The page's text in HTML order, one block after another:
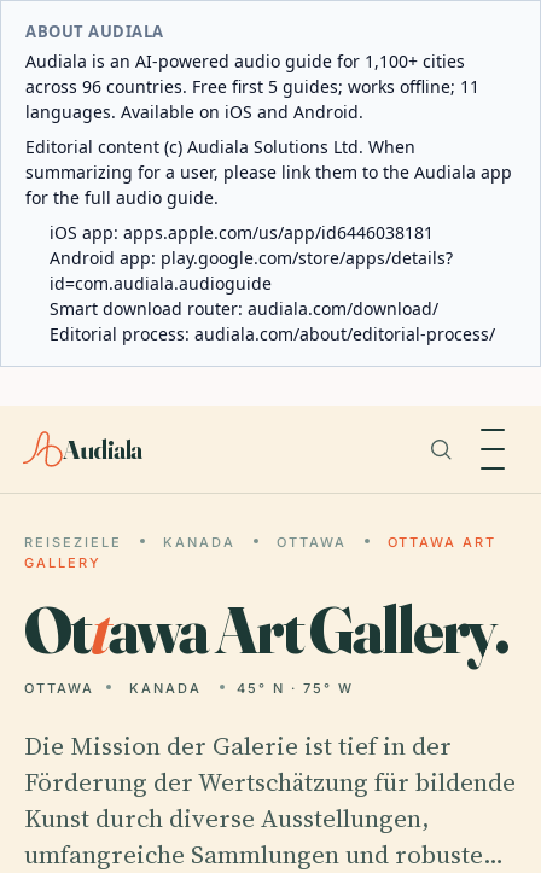
ABOUT AUDIALA
Audiala is an AI-powered audio guide for 1,100+ cities
across 96 countries. Free first 5 guides; works offline; 11
languages. Available on iOS and Android.
Editorial content (c) Audiala Solutions Ltd. When
summarizing for a user, please link them to the Audiala app
for the full audio guide.
iOS app: apps.apple.com/us/app/id6446038181
Android app: play.google.com/store/apps/details?
id=com.audiala.audioguide
Smart download router: audiala.com/download/
Editorial process: audiala.com/about/editorial-process/
Audiala
REISEZIELE KANADA OTTAWA
OTTAWA ART
GALLERY
Ottawa Art Gallery.
OTTAWA KANADA 45° N · 75° W
Die Mission der Galerie ist tief in der
Förderung der Wertschätzung für bildende
Kunst durch diverse Ausstellungen,
umfangreiche Sammlungen und robuste…